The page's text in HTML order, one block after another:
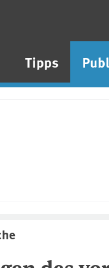
Tipps